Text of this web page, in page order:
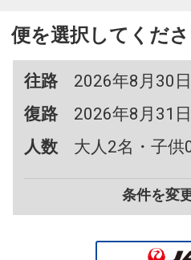
便を選択してくだ
往路
2026年8月30
復路
2026年8月31
人数
大人2名・子供
条件を変